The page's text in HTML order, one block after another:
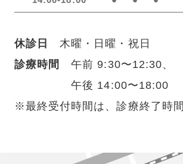
休診日
木曜・日曜・祝日
診療時間
午前 9:30〜12:30、
午後 14:00〜18:00
※最終受付時間は、診療終了時